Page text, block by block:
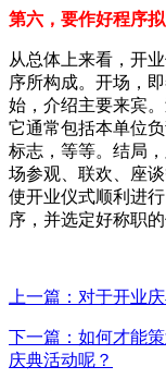
第六，要作好程序
从总体上来看，开
序所构成。开场，
始，介绍主要来宾
它通常包括本单位
标志，等等。结局
场参观、联欢、座
使开业仪式顺利进
序，并选定好称职的
上一篇：对于开业
下一篇：如何才能
庆典活动呢？